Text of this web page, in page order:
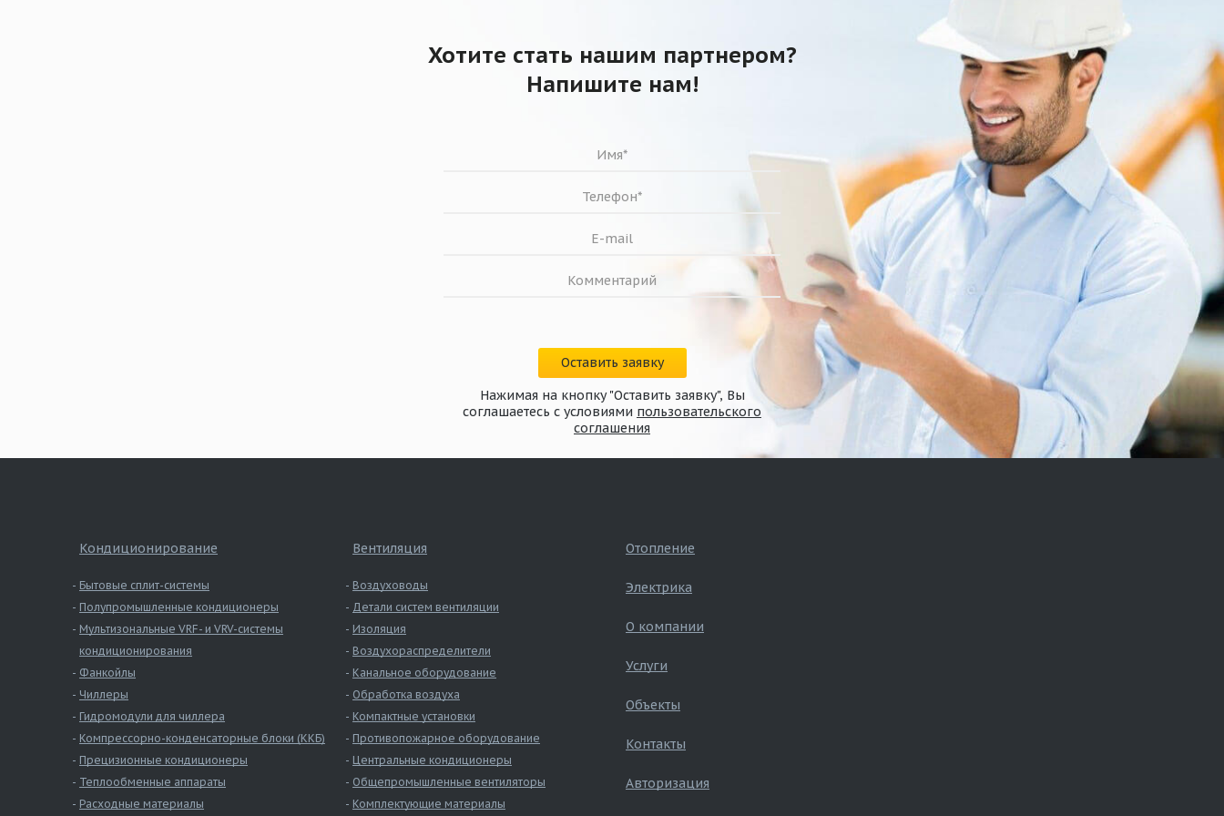
Хотите стать нашим партнером?
Напишите нам!
Оставить заявку
Нажимая на кнопку "Оставить заявку", Вы
соглашаетесь с условиями пользовательского
соглашения
Кондиционирование
Бытовые сплит-системы
Полупромышленные кондиционеры
Мультизональные VRF- и VRV-системы
кондиционирования
Фанкойлы
Чиллеры
Гидромодули для чиллера
Компрессорно-конденсаторные блоки (ККБ)
Прецизионные кондиционеры
Теплообменные аппараты
Расходные материалы
Вентиляция
Воздуховоды
Детали систем вентиляции
Изоляция
Воздухораспределители
Канальное оборудование
Обработка воздуха
Компактные установки
Противопожарное оборудование
Центральные кондиционеры
Общепромышленные вентиляторы
Комплектующие материалы
Отопление
Электрика
О компании
Услуги
Объекты
Контакты
Авторизация